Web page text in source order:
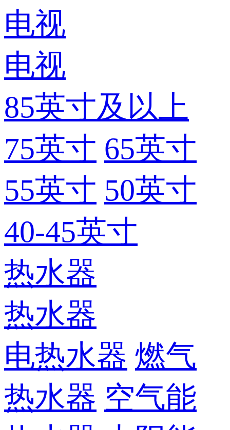
电视
电视
85英寸及以上
75英寸 65英寸
55英寸 50英寸
40-45英寸
热水器
热水器
电热水器 燃气
热水器 空气能